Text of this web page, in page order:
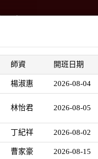
智能客服
師資 開班日期
楊淑惠 2026-08-04
林怡君 2026-08-05
丁紀祥 2026-08-02
曹家豪 2026-08-15